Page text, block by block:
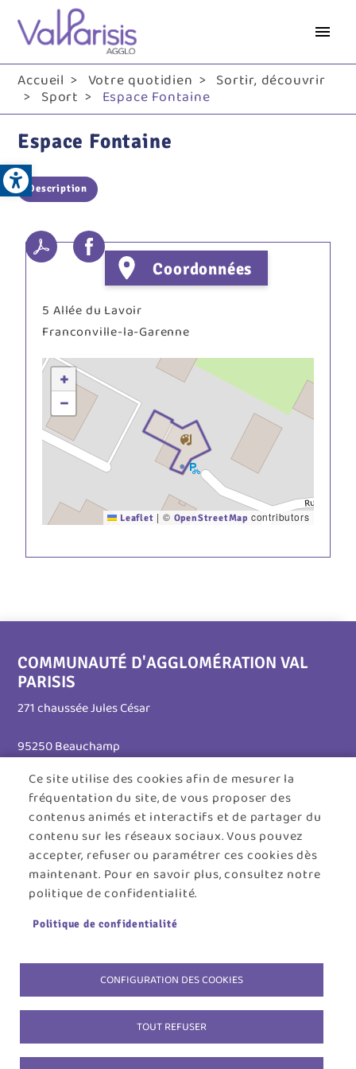
Open toolbar
Accueil Votre quotidien Sortir, découvrir
Sport Espace Fontaine
Espace Fontaine
Description
Coordonnées
5 Allée du Lavoir
Franconville-la-Garenne
+
−
Leaflet | © OpenStreetMap contributors
Ce site utilise des cookies afin de mesurer la
fréquentation du site, de vous proposer des
contenus animés et interactifs et de partager du
contenu sur les réseaux sociaux. Vous pouvez
accepter, refuser ou paramétrer ces cookies dès
maintenant. Pour en savoir plus, consultez notre
politique de confidentialité.
Politique de confidentialité
CONFIGURATION DES COOKIES
TOUT REFUSER
COMMUNAUTÉ D'AGGLOMÉRATION VAL
PARISIS
271 chaussée Jules César
95250 Beauchamp
Tél. 01 30 26 39 41
Horaires d'ouverture :
Lundi au jeudi : 8h30 - 12h30 / 13h30 - 17h45
Vendredi : 8h30 - 12h30
Menu
de
ACCUEILPLAN DU SITECONTACT
ACCESSIBILITÉ : NON CONFORMES'IDENTIFIER